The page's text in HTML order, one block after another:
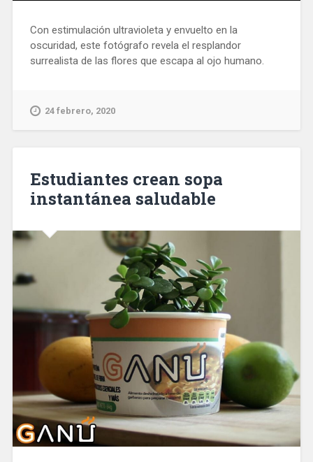
Con estimulación ultravioleta y envuelto en la
oscuridad, este fotógrafo revela el resplandor
surrealista de las flores que escapa al ojo humano.
24 febrero, 2020
Estudiantes crean sopa
instantánea saludable